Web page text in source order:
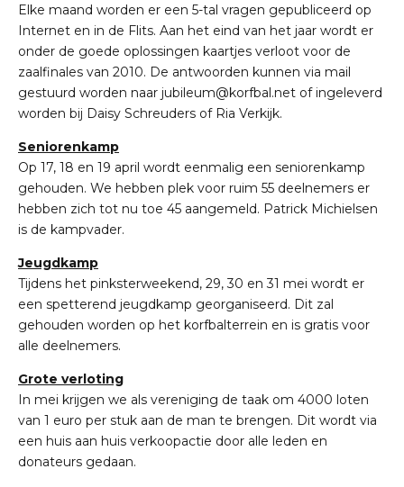
Elke maand worden er een 5-tal vragen gepubliceerd op
Internet en in de Flits. Aan het eind van het jaar wordt er
onder de goede oplossingen kaartjes verloot voor de
zaalfinales van 2010. De antwoorden kunnen via mail
gestuurd worden naar jubileum@korfbal.net of ingeleverd
worden bij Daisy Schreuders of Ria Verkijk.
Seniorenkamp
Op 17, 18 en 19 april wordt eenmalig een seniorenkamp
gehouden. We hebben plek voor ruim 55 deelnemers er
hebben zich tot nu toe 45 aangemeld. Patrick Michielsen
is de kampvader.
Jeugdkamp
Tijdens het pinksterweekend, 29, 30 en 31 mei wordt er
een spetterend jeugdkamp georganiseerd. Dit zal
gehouden worden op het korfbalterrein en is gratis voor
alle deelnemers.
Grote verloting
In mei krijgen we als vereniging de taak om 4000 loten
van 1 euro per stuk aan de man te brengen. Dit wordt via
een huis aan huis verkoopactie door alle leden en
donateurs gedaan.